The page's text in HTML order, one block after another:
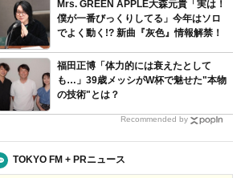
Mrs. GREEN APPLE大森元貴「実は！
僕が一番びっくりしてる」今年はソロ
でよく動く!? 新曲『灰色』情報解禁！
福田正博「体力的には衰えたとして
も…」39歳メッシがW杯で魅せた"本物
の技術"とは？
Recommended by
TOKYO FM + PRニュース